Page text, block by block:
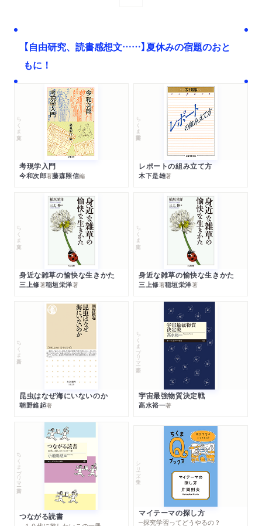
【自由研究、読書感想文……】夏休みの宿題のおと
もに！
ちくま文庫
考現学入門
今和次郎著藤森照信編
ちくま学芸文庫
レポートの組み立て方
木下是雄著
ちくま文庫
身近な雑草の愉快な生きかた
三上修著稲垣栄洋著
ちくま文庫
身近な雑草の愉快な生きかた
三上修著稲垣栄洋著
ちくま新書
昆虫はなぜ海にいないのか
朝野維起著
ちくまプリマー新書
宇宙最強物質決定戦
高水裕一著
ちくまプリマー新書
つながる読書
シリーズ・全集
マイテーマの探し方
─探究学習ってどうやるの？